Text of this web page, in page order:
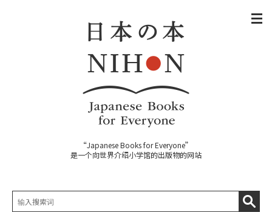
“Japanese Books for Everyone”
是一个向世界介绍小学馆的出版物的网站